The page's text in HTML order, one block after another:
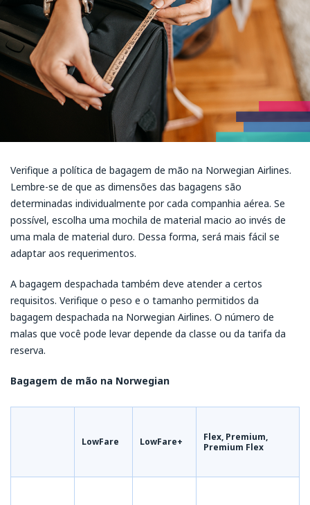
Verifique a política de bagagem de mão na Norwegian Airlines.
Lembre-se de que as dimensões das bagagens são
determinadas individualmente por cada companhia aérea. Se
possível, escolha uma mochila de material macio ao invés de
uma mala de material duro. Dessa forma, será mais fácil se
adaptar aos requerimentos.
A bagagem despachada também deve atender a certos
requisitos. Verifique o peso e o tamanho permitidos da
bagagem despachada na Norwegian Airlines. O número de
malas que você pode levar depende da classe ou da tarifa da
reserva.
Bagagem de mão na Norwegian
LowFare LowFare+
Flex, Premium,
Premium Flex